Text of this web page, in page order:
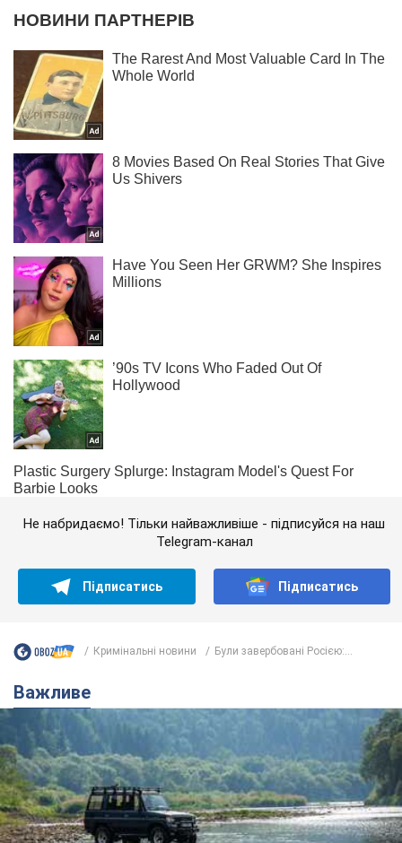
Не набридаємо! Тільки найважливіше - підписуйся на наш
Telegram-канал
Підписатись Підписатись
Кримінальні новини Були завербовані Росією:...
Важливе